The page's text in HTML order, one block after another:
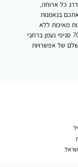
כל ארוחה,
בנאמנות
מאיכות ללא
פשרות, במחירים שלא יחזרו. בקרו באחד מ-70 סניפי נעמן ברחבי
של אפשרויות